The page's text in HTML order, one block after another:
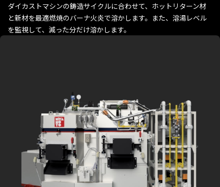
ダイカストマシンの鋳造サイクルに合わせて、ホットリターン材
と新材を最適燃焼のバーナ火炎で溶かします。また、溶湯レベル
を監視して、減った分だけ溶かします。